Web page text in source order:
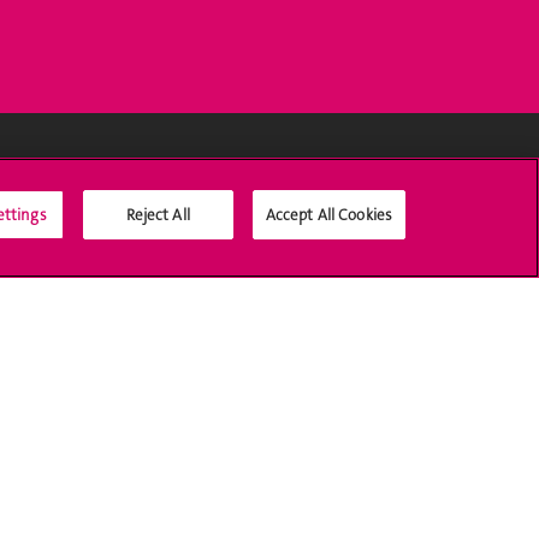
Médias sociaux UNIGE
Reject All Accept All Cookies